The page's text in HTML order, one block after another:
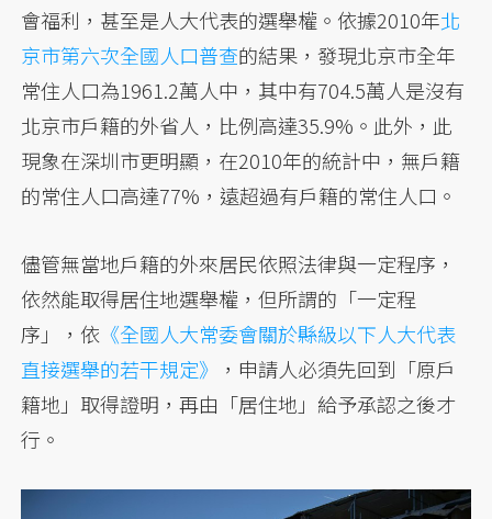
會福利，甚至是人大代表的選舉權。依據2010年北
京市第六次全國人口普查的結果，發現北京市全年
常住人口為1961.2萬人中，其中有704.5萬人是沒有
北京市戶籍的外省人，比例高達35.9%。此外，此
現象在深圳市更明顯，在2010年的統計中，無戶籍
的常住人口高達77%，遠超過有戶籍的常住人口。
儘管無當地戶籍的外來居民依照法律與一定程序，
依然能取得居住地選舉權，但所謂的「一定程
序」，依 《全國人大常委會關於縣級以下人大代表
直接選舉的若干規定》
，申請人必須先回到「原戶
籍地」取得證明，再由「居住地」給予承認之後才
行。